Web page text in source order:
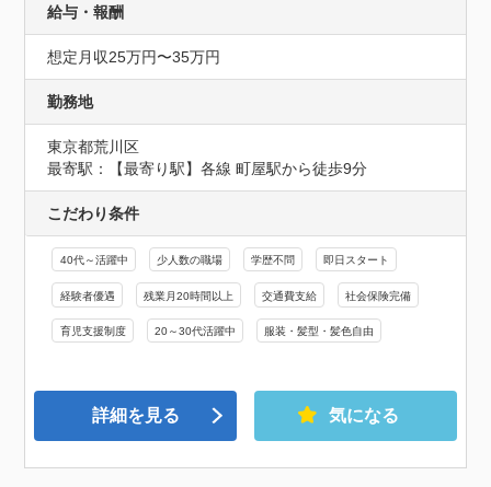
給与・報酬
想定月収25万円〜35万円
勤務地
東京都荒川区
最寄駅：【最寄り駅】各線 町屋駅から徒歩9分
こだわり条件
40代～活躍中 少人数の職場 学歴不問 即日スタート
経験者優遇 残業月20時間以上 交通費支給 社会保険完備
育児支援制度 20～30代活躍中 服装・髪型・髪色自由
詳細を見る 気になる